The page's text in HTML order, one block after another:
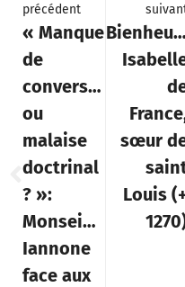
précédent
« Manque
de
conversion
ou
malaise
doctrinal
? »:
Monseigneur
Iannone
face aux
sœur
Louis